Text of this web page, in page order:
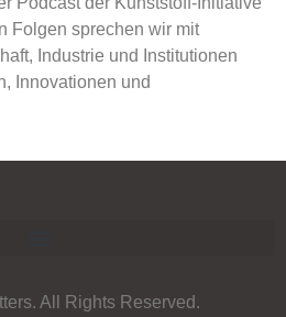
Folgen sprechen wir mit
Industrie und Institutionen
Innovationen und
All Rights Reserved.